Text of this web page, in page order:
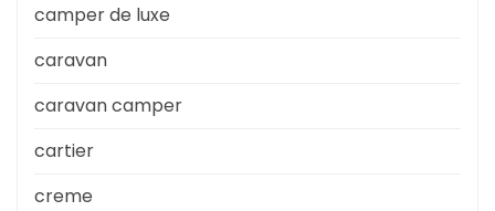
camper de luxe
caravan
caravan camper
cartier
creme